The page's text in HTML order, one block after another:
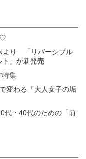
♡
より 「リバーシブル
」が新発売
特集
変わる「大人女子の垢
代・40代のための「前